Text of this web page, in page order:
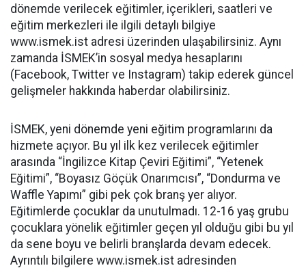
dönemde verilecek eğitimler, içerikleri, saatleri ve
eğitim merkezleri ile ilgili detaylı bilgiye
www.ismek.ist adresi üzerinden ulaşabilirsiniz. Aynı
zamanda İSMEK’in sosyal medya hesaplarını
(Facebook, Twitter ve Instagram) takip ederek güncel
gelişmeler hakkında haberdar olabilirsiniz.
İSMEK, yeni dönemde yeni eğitim programlarını da
hizmete açıyor. Bu yıl ilk kez verilecek eğitimler
arasında “İngilizce Kitap Çeviri Eğitimi”, “Yetenek
Eğitimi”, “Boyasız Göçük Onarımcısı”, “Dondurma ve
Waffle Yapımı” gibi pek çok branş yer alıyor.
Eğitimlerde çocuklar da unutulmadı. 12-16 yaş grubu
çocuklara yönelik eğitimler geçen yıl olduğu gibi bu yıl
da sene boyu ve belirli branşlarda devam edecek.
Ayrıntılı bilgilere www.ismek.ist adresinden